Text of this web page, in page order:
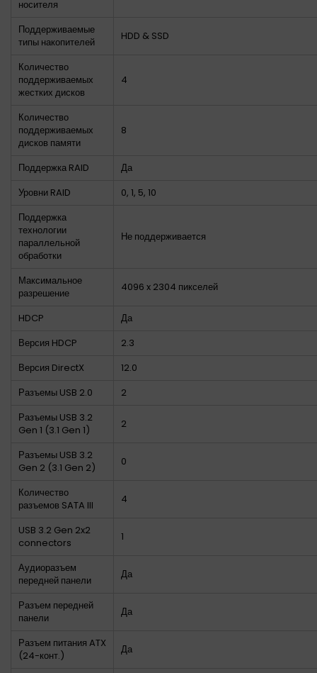
носителя
Поддерживаемые
типы накопителей
HDD & SSD
Количество
поддерживаемых
жестких дисков
4
Количество
поддерживаемых
дисков памяти
8
Поддержка RAID
Да
Уровни RAID
0, 1, 5, 10
Поддержка
технологии
параллельной
обработки
Не поддерживается
Максимальное
разрешение
4096 x 2304 пикселей
HDCP
Да
Версия HDCP
2.3
Версия DirectX
12.0
Разъемы USB 2.0
2
Разъемы USB 3.2
Gen 1 (3.1 Gen 1)
2
Разъемы USB 3.2
Gen 2 (3.1 Gen 2)
0
Количество
разъемов SATA III
4
USB 3.2 Gen 2x2
connectors
1
Аудиоразъем
передней панели
Да
Разъем передней
панели
Да
Разъем питания ATX
(24-конт.)
Да